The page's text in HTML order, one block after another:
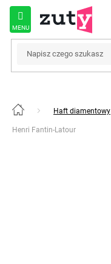
Przejść
treści
Home Haft diamentowy
Henri Fantin-Latour